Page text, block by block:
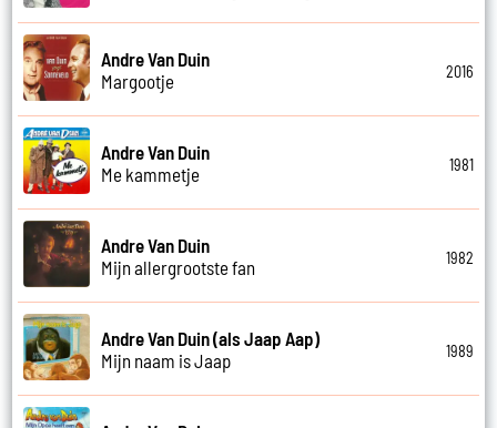
Andre Van Duin
Margootje
2016
Andre Van Duin
Me kammetje
1981
Andre Van Duin
Mijn allergrootste fan
1982
Andre Van Duin (als Jaap Aap)
Mijn naam is Jaap
1989